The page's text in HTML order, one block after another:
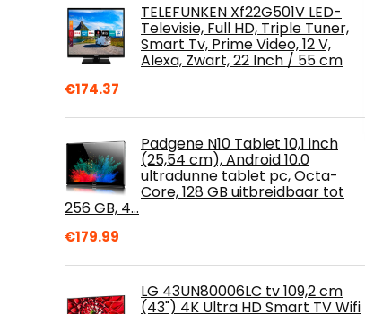
TELEFUNKEN Xf22G501V LED-
Televisie, Full HD, Triple Tuner,
Smart Tv, Prime Video, 12 V,
Alexa, Zwart, 22 Inch / 55 cm
€174.37
Padgene N10 Tablet 10,1 inch
(25,54 cm), Android 10.0
ultradunne tablet pc, Octa-
Core, 128 GB uitbreidbaar tot
256 GB, 4…
€179.99
LG 43UN80006LC tv 109,2 cm
(43") 4K Ultra HD Smart TV Wifi